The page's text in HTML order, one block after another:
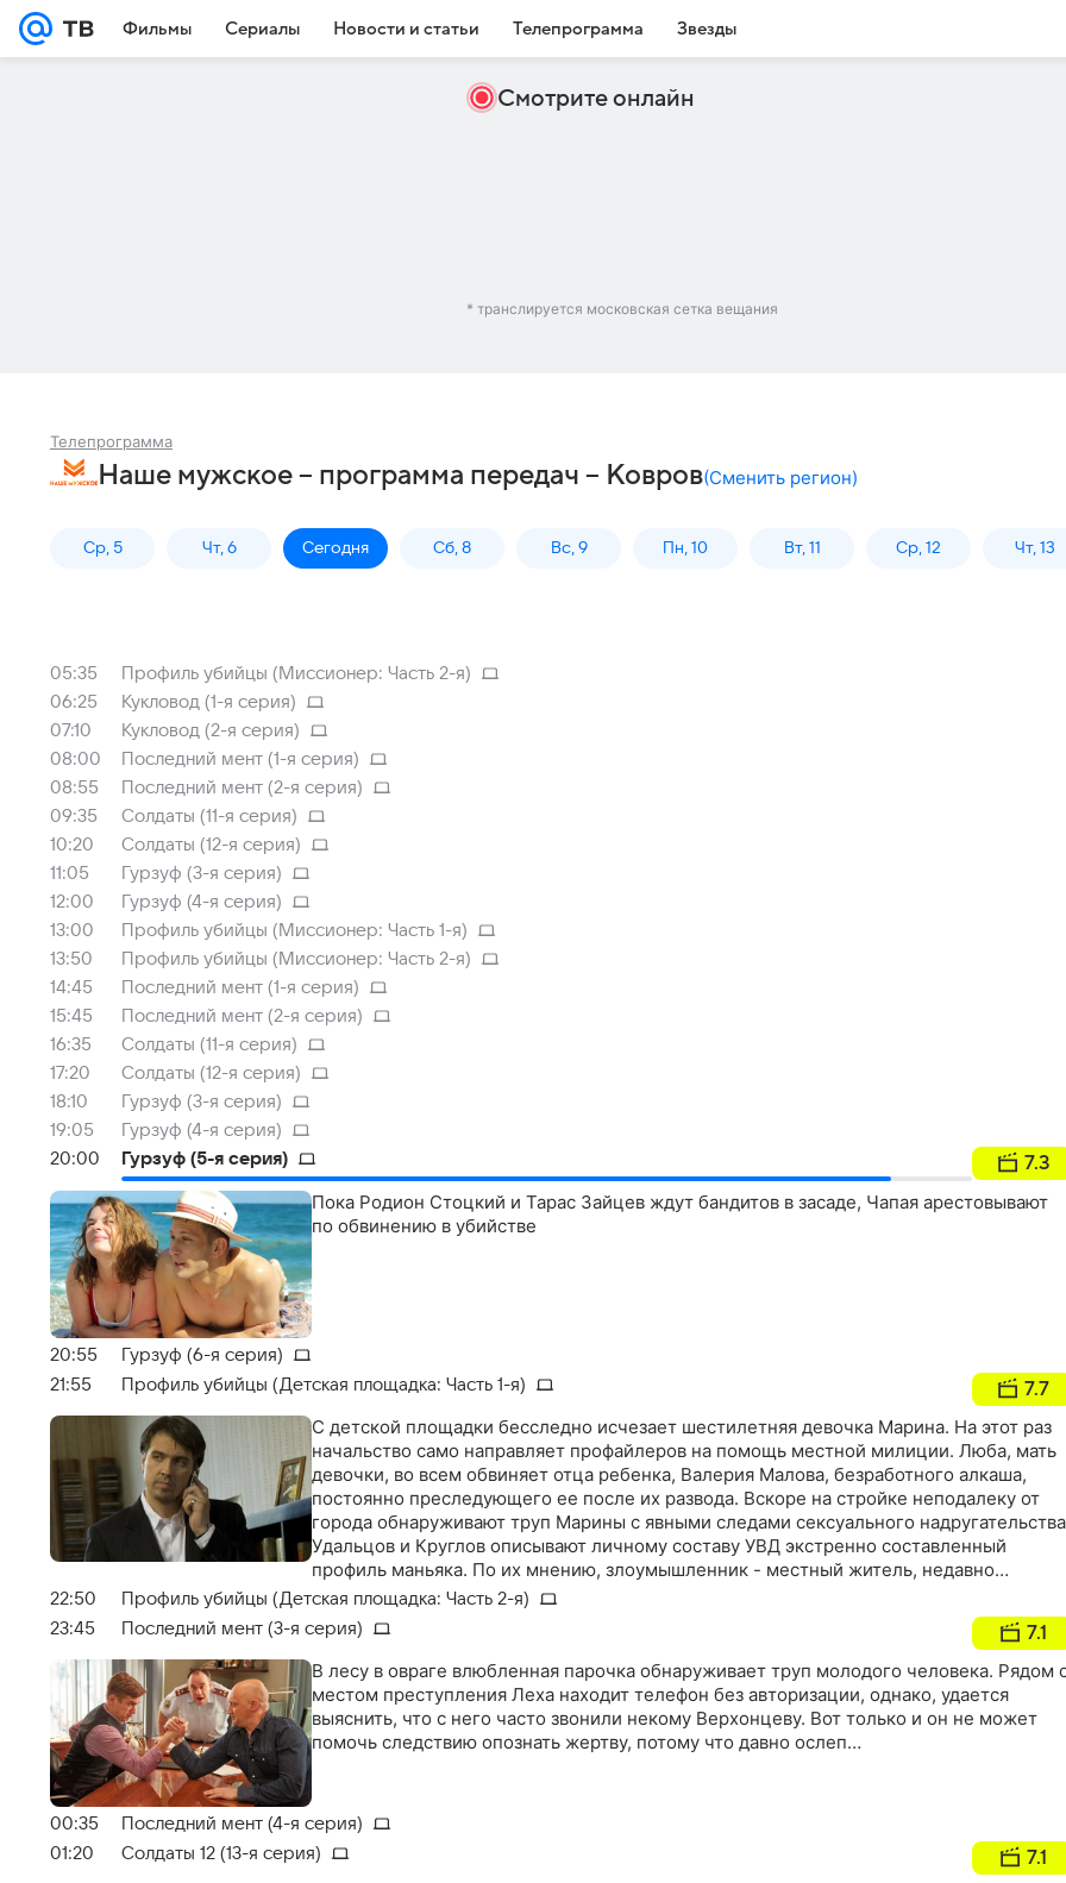
Фильмы Сериалы Новости и статьи Телепрограмма Звезды
Смотрите онлайн
* транслируется московская сетка вещания
Телепрограмма
Наше мужское – программа передач – Ковров(Сменить регион)
Ср, 5 Чт, 6 Сегодня Сб, 8 Вс, 9 Пн, 10 Вт, 11 Ср, 12 Чт, 13
05:35
Профиль убийцы (Миссионер: Часть 2-я)
06:25
Кукловод (1-я серия)
07:10
Кукловод (2-я серия)
08:00
Последний мент (1-я серия)
08:55
Последний мент (2-я серия)
09:35
Солдаты (11-я серия)
10:20
Солдаты (12-я серия)
11:05
Гурзуф (3-я серия)
12:00
Гурзуф (4-я серия)
13:00
Профиль убийцы (Миссионер: Часть 1-я)
13:50
Профиль убийцы (Миссионер: Часть 2-я)
14:45
Последний мент (1-я серия)
15:45
Последний мент (2-я серия)
16:35
Солдаты (11-я серия)
17:20
Солдаты (12-я серия)
18:10
Гурзуф (3-я серия)
19:05
Гурзуф (4-я серия)
20:00
Гурзуф (5-я серия) 7.3
Пока Родион Стоцкий и Тарас Зайцев ждут бандитов в засаде, Чапая арестовывают
по обвинению в убийстве
20:55
Гурзуф (6-я серия)
21:55
Профиль убийцы (Детская площадка: Часть 1-я) 7.7
С детской площадки бесследно исчезает шестилетняя девочка Марина. На этот раз
начальство само направляет профайлеров на помощь местной милиции. Люба, мать
девочки, во всем обвиняет отца ребенка, Валерия Малова, безработного алкаша,
постоянно преследующего ее после их развода. Вскоре на стройке неподалеку от
города обнаруживают труп Марины с явными следами сексуального
Удальцов и Круглов описывают личному составу УВД экстренно составленный
профиль маньяка. По их мнению, злоумышленник - местный житель, недавно
освободившийся из мест заключения и сидевший за изнасилование или убийство…
22:50
Профиль убийцы (Детская площадка: Часть 2-я)
23:45
Последний мент (3-я серия) 7.1
В лесу в овраге влюбленная парочка обнаруживает труп молодого человека. Рядом
местом преступления Леха находит телефон без авторизации, однако, удается
выяснить, что с него часто звонили некому Верхонцеву. Вот только и он не может
помочь следствию опознать жертву, потому что давно ослеп…
00:35
Последний мент (4-я серия)
01:20
Солдаты 12 (13-я серия) 7.1